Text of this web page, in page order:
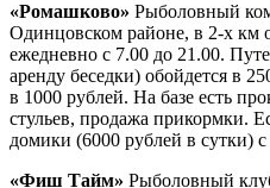
«Ромашково» Рыболовный
Одинцовском районе, в 2-х
ежедневно с 7.00 до 21.00.
аренду беседки) обойдется в
в 1000 рублей. На базе есть
стульев, продажа прикормки.
домики (6000 рублей в сутки)
«Фиш Тайм» Рыболовный